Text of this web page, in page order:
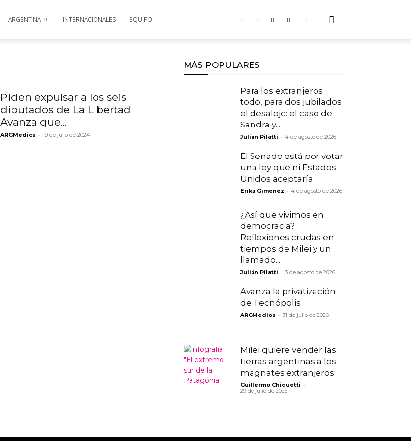
ARGENTINA INTERNACIONALES EQUIPO
Piden expulsar a los seis
diputados de La Libertad
Avanza que...
ARGMedios - 19 de julio de 2024
MÁS POPULARES
Para los extranjeros
todo, para dos jubilados
el desalojo: el caso de
Sandra y...
Julián Pilatti - 4 de agosto de 2026
El Senado está por votar
una ley que ni Estados
Unidos aceptaría
Erika Gimenez - 4 de agosto de 2026
¿Así que vivimos en
democracia?
Reflexiones crudas en
tiempos de Milei y un
llamado...
Julián Pilatti - 3 de agosto de 2026
Avanza la privatización
de Tecnópolis
ARGMedios - 31 de julio de 2026
Milei quiere vender las
tierras argentinas a los
magnates extranjeros
Guillermo Chiquetti -
29 de julio de 2026